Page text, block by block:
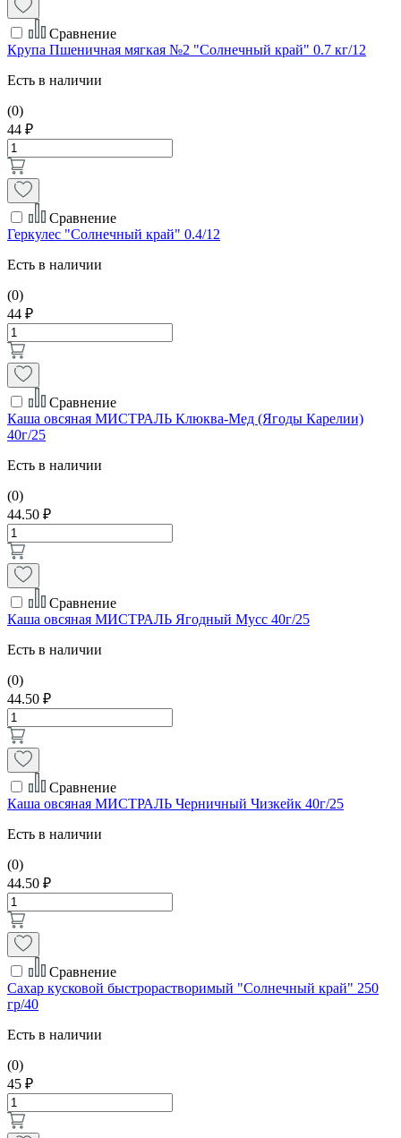
Сравнение
Крупа Пшеничная мягкая №2 "Солнечный край" 0.7 кг/12
Есть в наличии
(0)
44 ₽
Сравнение
Геркулес "Солнечный край" 0.4/12
Есть в наличии
(0)
44 ₽
Сравнение
Каша овсяная МИСТРАЛЬ Клюква-Мед (Ягоды Карелии)
40г/25
Есть в наличии
(0)
44.50 ₽
Сравнение
Каша овсяная МИСТРАЛЬ Ягодный Мусс 40г/25
Есть в наличии
(0)
44.50 ₽
Сравнение
Каша овсяная МИСТРАЛЬ Черничный Чизкейк 40г/25
Есть в наличии
(0)
44.50 ₽
Сравнение
Сахар кусковой быстрорастворимый "Солнечный край" 250
гр/40
Есть в наличии
(0)
45 ₽